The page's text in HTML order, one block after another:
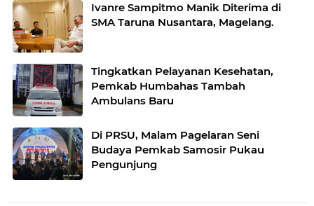
Ivanre Sampitmo Manik Diterima di
SMA Taruna Nusantara, Magelang.
Tingkatkan Pelayanan Kesehatan,
Pemkab Humbahas Tambah
Ambulans Baru
Di PRSU, Malam Pagelaran Seni
Budaya Pemkab Samosir Pukau
Pengunjung